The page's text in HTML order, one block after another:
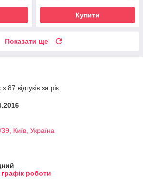
Купити
Показати ще
87 відгуків за рік
Київ, Україна
роботи